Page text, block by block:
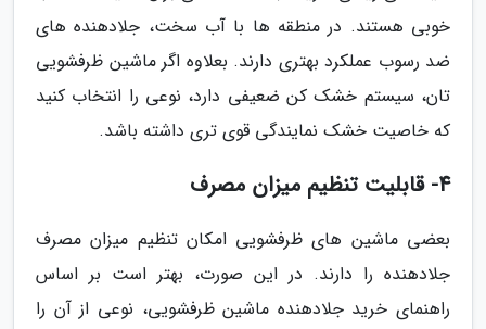
خوبی هستند. در منطقه ها با آب سخت، جلادهنده های
ضد رسوب عملکرد بهتری دارند. بعلاوه اگر ماشین ظرفشویی
تان، سیستم خشک کن ضعیفی دارد، نوعی را انتخاب کنید
که خاصیت خشک نمایندگی قوی تری داشته باشد.
4- قابلیت تنظیم میزان مصرف
بعضی ماشین های ظرفشویی امکان تنظیم میزان مصرف
جلادهنده را دارند. در این صورت، بهتر است بر اساس
راهنمای خرید جلادهنده ماشین ظرفشویی، نوعی از آن را